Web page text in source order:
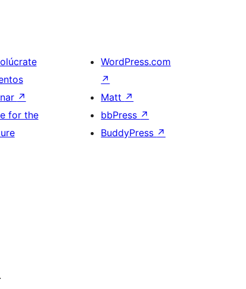
↗
for the
WordPress.com
↗
Matt ↗
bbPress ↗
BuddyPress ↗